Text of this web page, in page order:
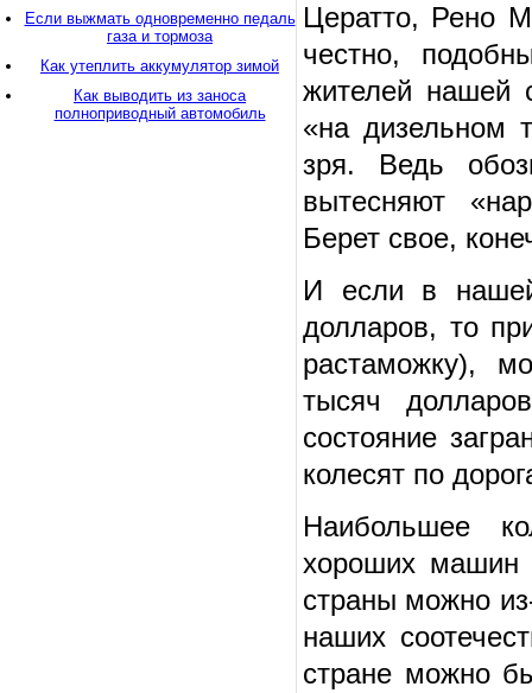
Цератто, Рено
честно,
жителей нашей
«на дизельном
зря. Ведь
вытесняют
Берет свое,
И если в
долларов, то
растаможку),
тысяч
состояние
колесят по
Наибольшее
хороших машин
страны можно
наших
стране можно
Если выжмать одновременно педаль
газа и тормоза
Как утеплить аккумулятор зимой
Как выводить из заноса
полноприводный автомобиль